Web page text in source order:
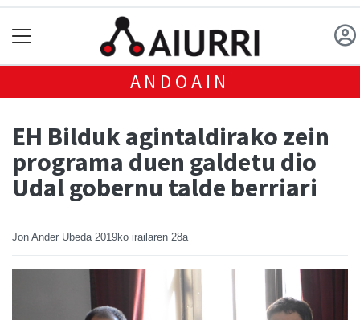
ANDOAIN
EH Bilduk agintaldirako zein
programa duen galdetu dio
Udal gobernu talde berriari
Jon Ander Ubeda 2019ko irailaren 28a